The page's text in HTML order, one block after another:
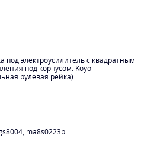
под электроусилитель с квадратным
под корпусом. Koyo
рулевая рейка)
ma8s0223b